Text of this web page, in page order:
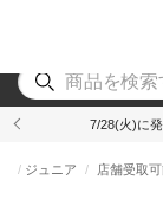
7/28(火)に
ジュニア 店舗受取